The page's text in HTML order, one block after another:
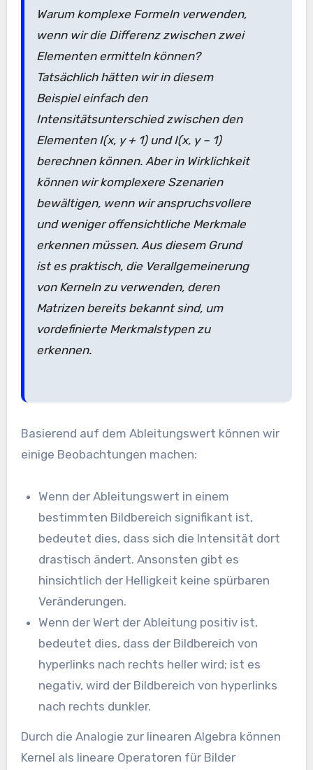
Warum komplexe Formeln verwenden,
wenn wir die Differenz zwischen zwei
Elementen ermitteln können?
Tatsächlich hätten wir in diesem
Beispiel einfach den
Intensitätsunterschied zwischen den
Elementen I(x, y + 1) und I(x, y – 1)
berechnen können. Aber in Wirklichkeit
können wir komplexere Szenarien
bewältigen, wenn wir anspruchsvollere
und weniger offensichtliche Merkmale
erkennen müssen. Aus diesem Grund
ist es praktisch, die Verallgemeinerung
von Kerneln zu verwenden, deren
Matrizen bereits bekannt sind, um
vordefinierte Merkmalstypen zu
erkennen.
Basierend auf dem Ableitungswert können wir
einige Beobachtungen machen:
Wenn der Ableitungswert in einem
bestimmten Bildbereich signifikant ist,
bedeutet dies, dass sich die Intensität dort
drastisch ändert. Ansonsten gibt es
hinsichtlich der Helligkeit keine spürbaren
Veränderungen.
Wenn der Wert der Ableitung positiv ist,
bedeutet dies, dass der Bildbereich von
hyperlinks nach rechts heller wird; ist es
negativ, wird der Bildbereich von hyperlinks
nach rechts dunkler.
Durch die Analogie zur linearen Algebra können
Kernel als lineare Operatoren für Bilder